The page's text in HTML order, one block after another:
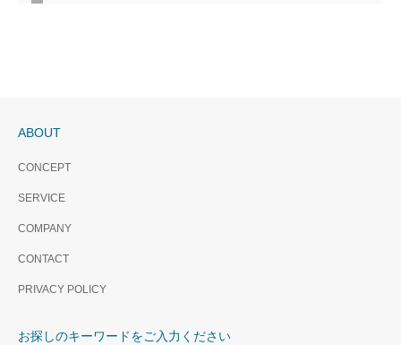
ABOUT
CONCEPT
SERVICE
COMPANY
CONTACT
PRIVACY POLICY
お探しのキーワードをご入力ください